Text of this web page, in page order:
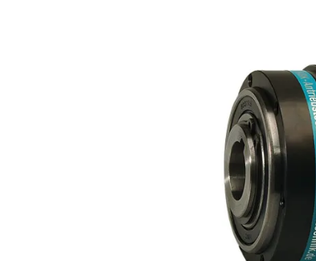
undermeny
undermeny
undermeny
undermeny
undermeny